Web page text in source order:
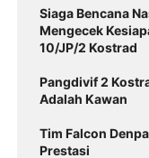
Siaga Bencana
Mengecek
10/JP/2 Kostrad
Pangdivif 2
Adalah Kawan
Tim Falcon
Prestasi